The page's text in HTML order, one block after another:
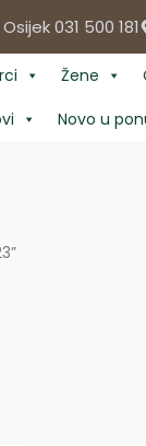
031 500 181
Žene
Novo u